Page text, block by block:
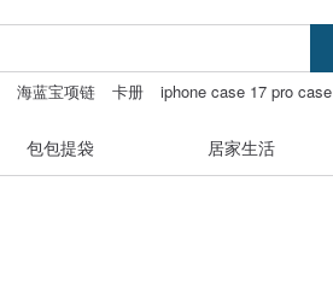
海蓝宝项链 卡册
iphone case 17 pro case
包包提袋 居家生活